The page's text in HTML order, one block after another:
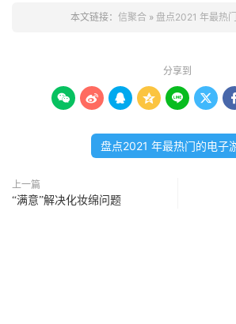
本文链接： 信聚合» 盘点2021 年最热
分享到
      
盘点2021 年最热门的电子
上一篇
“满意”解决化妆绵问题